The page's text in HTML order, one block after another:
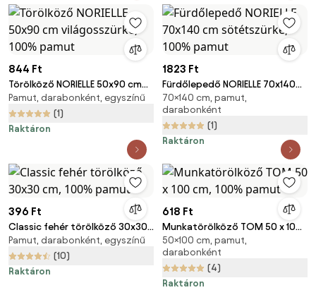
844 Ft
Törölköző NORIELLE 50x90 cm
világosszürke, 100% pamut
Pamut, darabonként, egyszínű
(1)
Raktáron
1823 Ft
Fürdőlepedő NORIELLE 70x140
cm sötétszürke, 100% pamut
70×140 cm, pamut,
darabonként
(1)
Raktáron
396 Ft
Classic fehér törölköző 30x30
cm, 100% pamut
Pamut, darabonként, egyszínű
(10)
Raktáron
618 Ft
Munkatörölköző TOM 50 x 100
cm, 100% pamut
50×100 cm, pamut,
darabonként
(4)
Raktáron